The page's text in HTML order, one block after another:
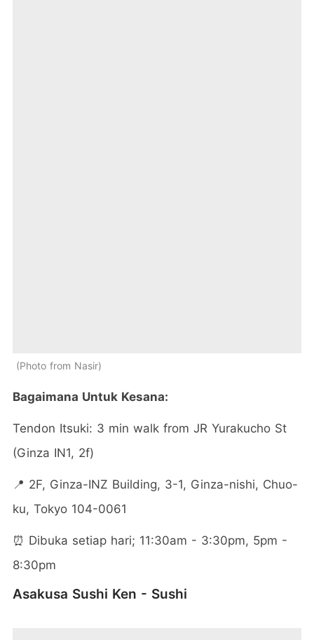
Photo from Nasir
Bagaimana Untuk Kesana:
Tendon Itsuki: 3 min walk from JR Yurakucho St
(Ginza IN1, 2f)
📍 2F, Ginza-INZ Building, 3-1, Ginza-nishi, Chuo-
ku, Tokyo 104-0061
⏰ Dibuka setiap hari; 11:30am - 3:30pm, 5pm -
8:30pm
Asakusa Sushi Ken - Sushi